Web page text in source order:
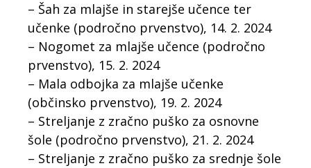
– Šah za mlajše in starejše učence ter
učenke (področno prvenstvo), 14. 2. 2024
– Nogomet za mlajše učence (področno
prvenstvo), 15. 2. 2024
– Mala odbojka za mlajše učenke
(občinsko prvenstvo), 19. 2. 2024
– Streljanje z zračno puško za osnovne
šole (področno prvenstvo), 21. 2. 2024
– Streljanje z zračno puško za srednje šole